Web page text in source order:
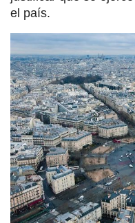
el país.